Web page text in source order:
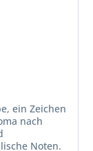
ein Zeichen
nach
Noten.